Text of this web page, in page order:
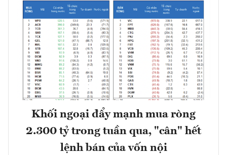
Khối ngoại đẩy mạnh mua ròng
2.300 tỷ trong tuần qua, "cân" hết
lệnh bán của vốn nội